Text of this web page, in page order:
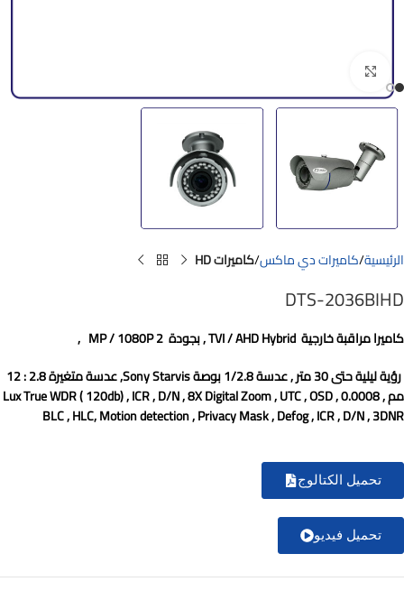
الرئيسية كاميرات دي ماكس كاميرات HD
DTS-2036BIHD
كاميرا مراقبةخارجية TVI / AHD Hybrid, بجودة 2 MP / 1080P
,
رؤية ليلية حتى 30 متر , عدسة 1/2.8 بوصة Sony Starvis, عدسة متغيرة 2.8 : 12
مم , 0.0008 Lux True WDR ( 120db) , ICR , D/N , 8X Digital Zoom , UTC , OSD ,
BLC , HLC, Motion detection , Privacy Mask , Defog , ICR , D/N , 3DNR
تحميل الكتالوج
تحميل فيديو